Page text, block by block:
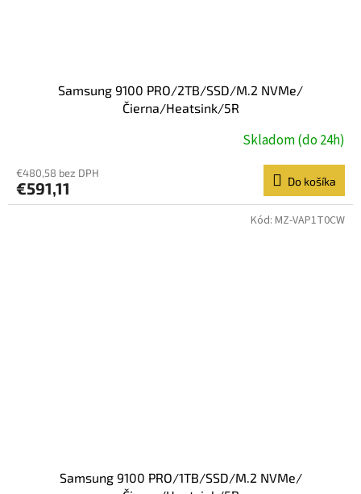
Samsung 9100 PRO/2TB/SSD/M.2 NVMe/
Čierna/Heatsink/5R
Skladom (do 24h)
€480,58 bez DPH
€591,11 Do košíka
Samsung 9100 PRO/1TB/SSD/M.2 NVMe/
Kód: MZ-VAP1T0CW